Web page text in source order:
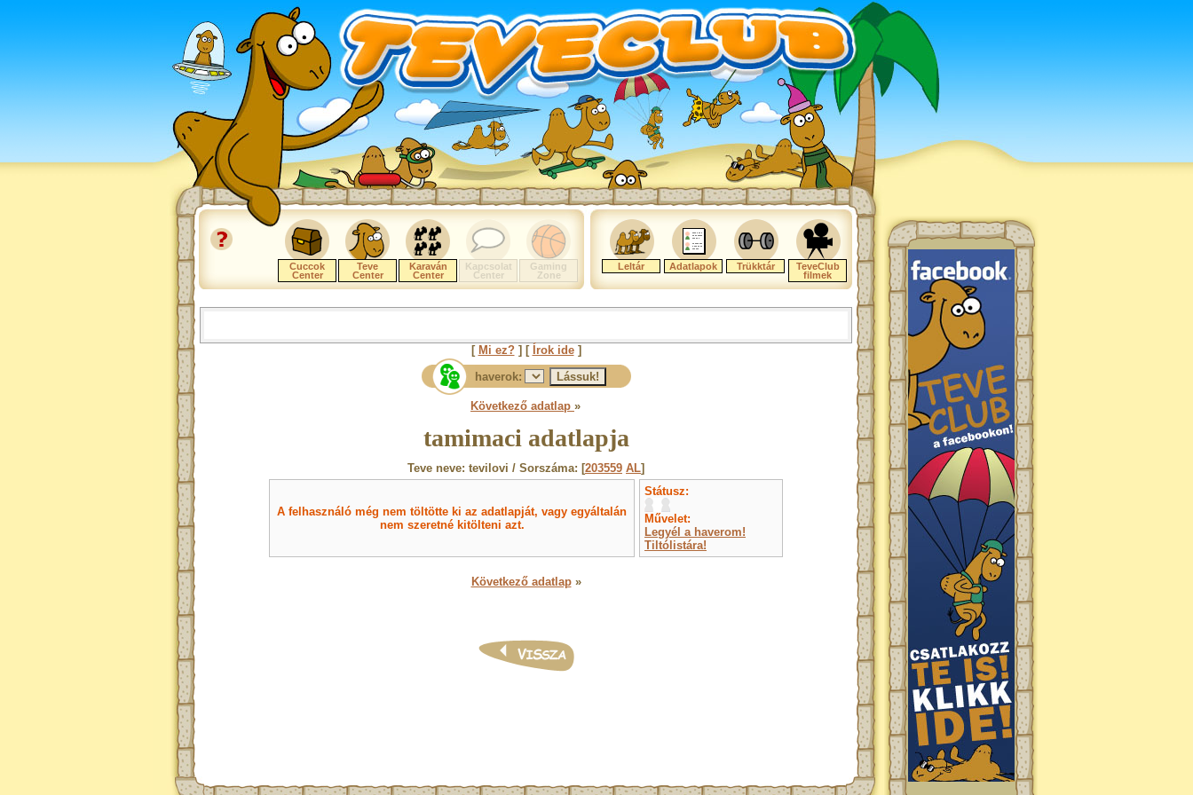
Cuccok
Center
Teve
Center
Karaván
Center
Kapcsolat
Center
Gaming
Zone
Leltár Adatlapok Trükktár
TeveClub
filmek
[ Mi ez?] [ Írok ide]
haverok:
Következő adatlap »
tamimaci adatlapja
Teve neve: tevilovi / Sorszáma: [203559 AL]
A felhasználó még nem töltötte ki az adatlapját, vagy egyáltalán
nem szeretné kitölteni azt.
Státusz:
Művelet:
Legyél a haverom!
Tiltólistára!
Következő adatlap»